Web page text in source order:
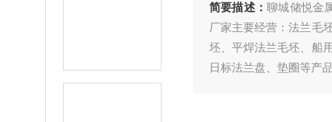
简要描述：聊城储悦金
厂家主要经营：法兰毛
坯、平焊法兰毛坯、船
日标法兰盘、垫圈等产品